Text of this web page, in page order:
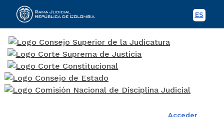
ES
Rama Judicial
Acceder